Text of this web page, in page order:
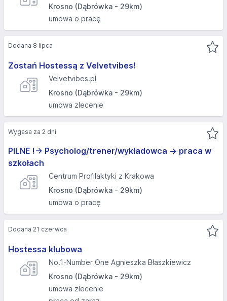
Krosno (Dąbrówka - 29km)
umowa o pracę
Zostań Hostessą z Velvetvibes!
Velvetvibes.pl
Krosno (Dąbrówka - 29km)
umowa zlecenie
Dodana 8 lipca
PILNE !-> Psycholog/trener/wykładowca -> praca w
szkołach
Centrum Profilaktyki z Krakowa
Krosno (Dąbrówka - 29km)
umowa o pracę
Wygasa za 2 dni
Hostessa klubowa
No.1-Number One Agnieszka Błaszkiewicz
Krosno (Dąbrówka - 29km)
umowa zlecenie
Dodana 21 czerwca